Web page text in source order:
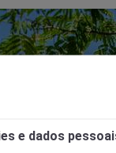
e dados